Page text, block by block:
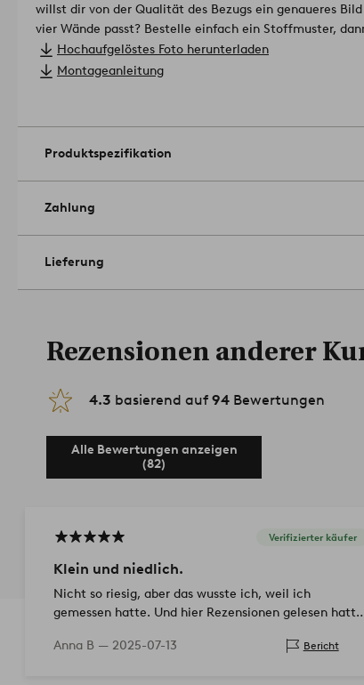
willst dir von der Qualität des Bezugs ein genaueres
vier Wände passt? Bestelle einfach ein Stoffmuster,
Bezeichnung des Stoffs ist MJ 11 mit der Artikelnummer:
Jotex Design Studio.
Belastbarkeit: 130 kg.
Martindale: 30 000.
Hochaufgelöstes Foto herunterladen
Montageanleitung
Produktspezifikation
Zahlung
Lieferung
Rezensionen anderer
4.3 basierend auf 94 Bewertungen
Alle Bewertungen anzeigen
(82)
Verifizierter käufer
Klein und niedlich.
Nicht so riesig, aber das wusste ich, weil ich
gemessen hatte. Und hier Rezensionen gelesen
Anna B — 2025-07-13 Bericht